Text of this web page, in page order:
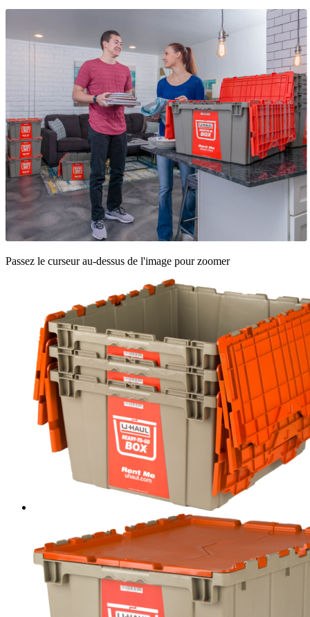
Passez le curseur au-dessus de l'image pour zoomer